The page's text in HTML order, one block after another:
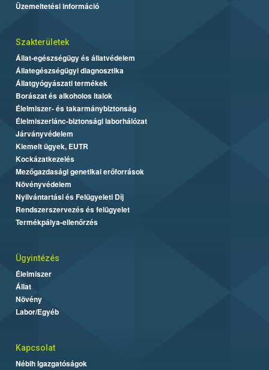
Üzemeltetési információ
Szakterületek
Állat-egészségügy és állatvédelem
Állategészségügyi diagnosztika
Állatgyógyászati termékek
Borászat és alkoholos italok
Élelmiszer- és takarmánybiztonság
Élelmiszerlánc-biztonsági laborhálózat
Járványvédelem
Kiemelt ügyek, EUTR
Kockázatkezelés
Mezőgazdasági genetikai erőforrások
Növényvédelem
Nyilvántartási és Felügyeleti Díj
Rendszerszervezés és felügyelet
Termékpálya-ellenőrzés
Ügyintézés
Élelmiszer
Állat
Növény
Labor/Egyéb
Kapcsolat
Nébih Igazgatóságok